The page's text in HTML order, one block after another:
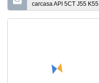
carcasa API 5CT J55 K55
N80 L80